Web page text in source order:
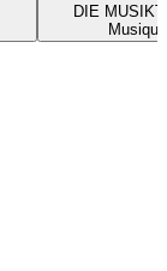
DIE
Musique